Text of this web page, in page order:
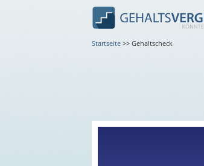
Startseite >> Gehaltscheck